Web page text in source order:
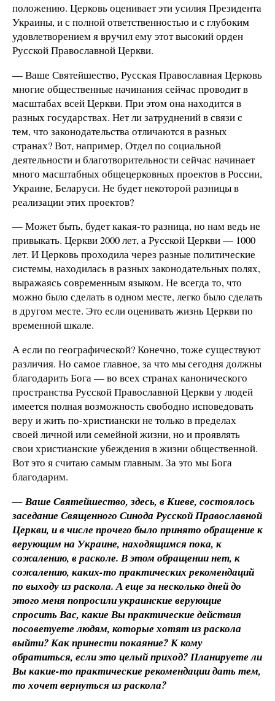
положению. Церковь оценивает эти усилия Президента
Украины, и с полной ответственностью и с глубоким
удовлетворением я вручил ему этот высокий орден
Русской Православной Церкви.
— Ваше Святейшество, Русская Православная Церковь
многие общественные начинания сейчас проводит в
масштабах всей Церкви. При этом она находится в
разных государствах. Нет ли затруднений в связи с
тем, что законодательства отличаются в разных
странах? Вот, например, Отдел по социальной
деятельности и благотворительности сейчас начинает
много масштабных общецерковных проектов в России,
Украине, Беларуси. Не будет некоторой разницы в
реализации этих проектов?
— Может быть, будет какая-то разница, но нам ведь не
привыкать. Церкви 2000 лет, а Русской Церкви — 1000
лет. И Церковь проходила через разные политические
системы, находилась в разных законодательных полях,
выражаясь современным языком. Не всегда то, что
можно было сделать в одном месте, легко было сделать
в другом месте. Это если оценивать жизнь Церкви по
временной шкале.
А если по географической? Конечно, тоже существуют
различия. Но самое главное, за что мы сегодня должны
благодарить Бога — во всех странах канонического
пространства Русской Православной Церкви у людей
имеется полная возможность свободно исповедовать
веру и жить по-христиански не только в пределах
своей личной или семейной жизни, но и проявлять
свои христианские убеждения в жизни общественной.
Вот это я считаю самым главным. За это мы Бога
благодарим.
— Ваше Святейшество, здесь, в Киеве, состоялось
заседание Священного Синода Русской Православной
Церкви, и в числе прочего было принято обращение к
верующим на Украине, находящимся пока, к
сожалению, в расколе. В этом обращении нет, к
сожалению, каких-то практических рекомендаций
по выходу из раскола. А еще за несколько дней до
этого меня попросили украинские верующие
спросить Вас, какие Вы практические действия
посоветуете людям, которые хотят из раскола
выйти? Как принести покаяние? К кому
обратиться, если это целый приход? Планируете ли
Вы какие-то практические рекомендации дать тем,
то хочет вернуться из раскола?